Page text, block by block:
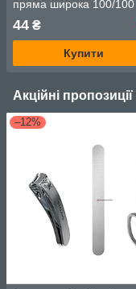
пряма широка 100/100
44 ₴
Купити
Акційні
–12%